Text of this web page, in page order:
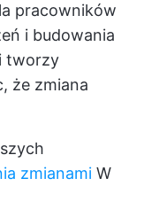
pracowników
i budowania
tworzy
że zmiana
zmianami W